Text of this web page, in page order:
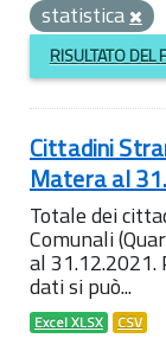
statistica
RISULTATO DEL
Cittadini
Matera al
Totale dei
Comunali
al 31.12.2021.
dati si può...
Excel XLSX CSV